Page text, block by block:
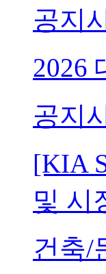
공지
2026
공지
[KIA
및 시
건축/